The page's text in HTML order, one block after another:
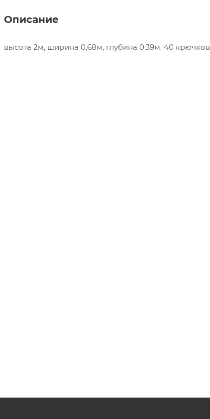
Описание
высота 2м, ширина 0,68м, глубина 0,39м. 40 крючков